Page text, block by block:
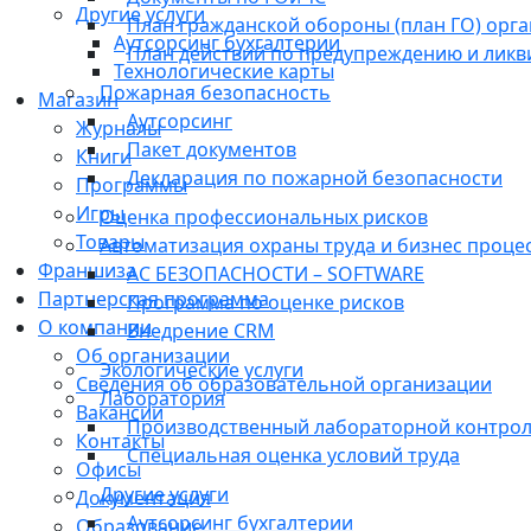
Другие услуги
Аутсорсинг бухгалтерии
Технологические карты
Магазин
Журналы
Книги
Программы
Игры
Товары
Франшиза
Партнерская программа
О компании
Об организации
Сведения об образовательной организации
Вакансии
Контакты
Офисы
Документация
План гражданской обороны (план ГО)
План действий по предупреждению и
Пожарная безопасность
Аутсорсинг
Пакет документов
Декларация по пожарной безопасности
Оценка профессиональных рисков
Автоматизация охраны труда и бизнес
АС БЕЗОПАСНОСТИ – SOFTWARE
Программа по оценке рисков
Внедрение CRM
Экологические услуги
Лаборатория
Производственный лабораторной
Специальная оценка условий труда
Другие услуги
Аутсорсинг бухгалтерии